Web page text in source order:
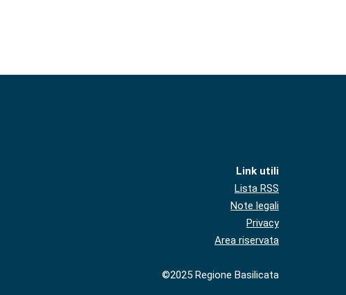
Link utili
Lista RSS
Note legali
Privacy
Area riservata
©2025 Regione Basilicata